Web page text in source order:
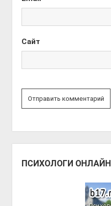
Сайт
ПСИХОЛОГИ ОНЛАЙН